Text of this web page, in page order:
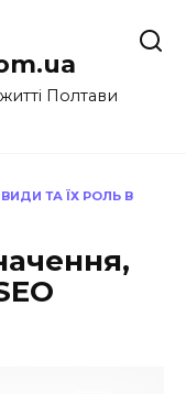
Полтави
ТА ЇХ РОЛЬ В